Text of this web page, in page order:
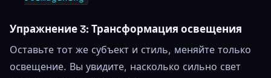
Упражнение 3: Трансформация освещения
Оставьте тот же субъект и стиль, меняйте только
освещение. Вы увидите, насколько сильно свет